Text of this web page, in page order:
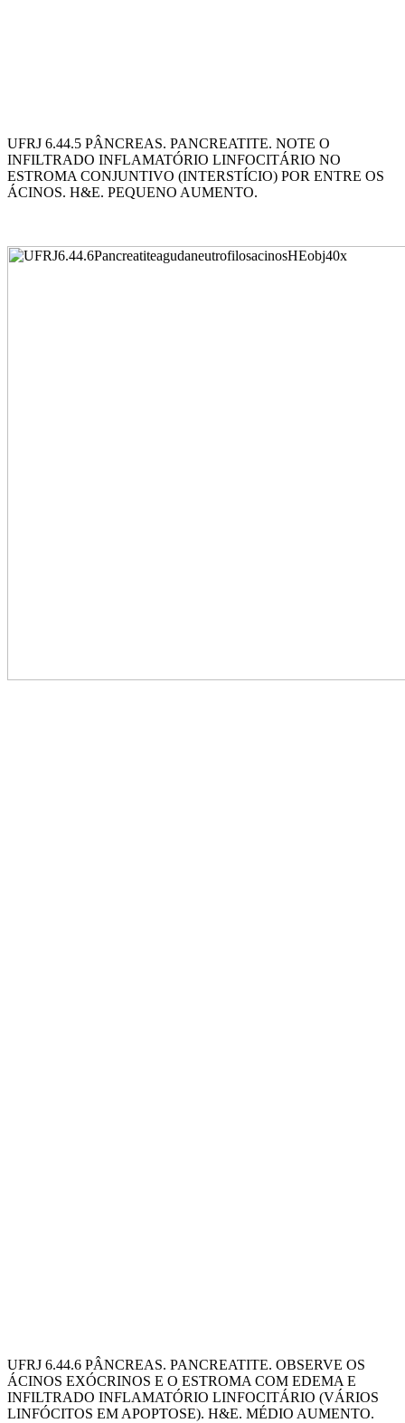
UFRJ 6.44.5 PÂNCREAS. PANCREATITE. NOTE O
INFILTRADO INFLAMATÓRIO LINFOCITÁRIO NO
ESTROMA CONJUNTIVO (INTERSTÍCIO) POR ENTRE OS
ÁCINOS. H&E. PEQUENO AUMENTO.
UFRJ 6.44.6 PÂNCREAS. PANCREATITE. OBSERVE OS
ÁCINOS EXÓCRINOS E O ESTROMA COM EDEMA E
INFILTRADO INFLAMATÓRIO LINFOCITÁRIO (VÁRIOS
LINFÓCITOS EM APOPTOSE). H&E. MÉDIO AUMENTO.